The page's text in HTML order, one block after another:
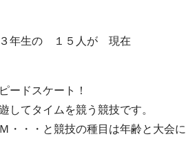
３年生の １５人が 現在
ードスケート！
してタイムを競う競技です。
・・・と競技の種目は年齢と大会に